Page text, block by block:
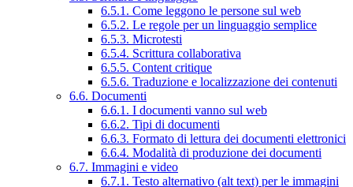
6.5.1. Come leggono le persone sul web
6.5.2. Le regole per un linguaggio semplice
6.5.3. Microtesti
6.5.4. Scrittura collaborativa
6.5.5. Content critique
6.5.6. Traduzione e localizzazione dei contenuti
6.6. Documenti
6.6.1. I documenti vanno sul web
6.6.2. Tipi di documenti
6.6.3. Formato di lettura dei documenti elettronici
6.6.4. Modalità di produzione dei documenti
6.7. Immagini e video
6.7.1. Testo alternativo (alt text) per le immagini